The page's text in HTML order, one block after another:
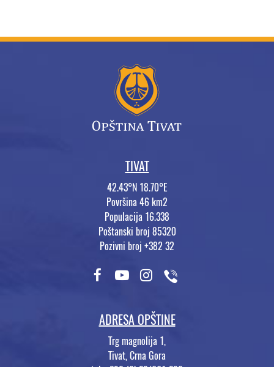
TIVAT
42.43°N 18.70°E
Površina 46 km2
Populacija 16.338
Poštanski broj 85320
Pozivni broj +382 32
ADRESA OPŠTINE
Trg magnolija 1,
Tivat, Crna Gora